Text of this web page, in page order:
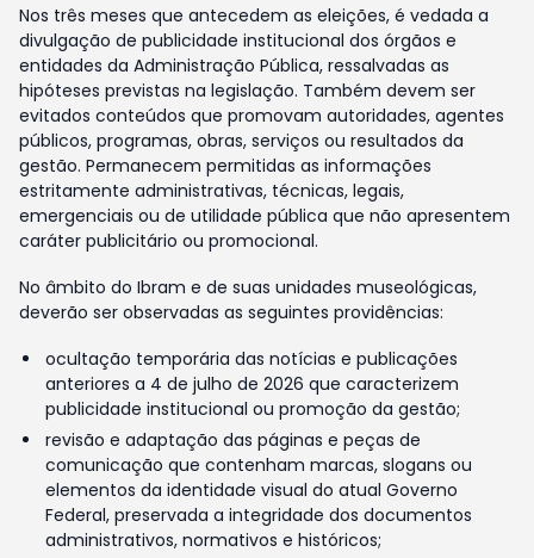
Nos três meses que antecedem as eleições, é vedada a
divulgação de publicidade institucional dos órgãos e
entidades da Administração Pública, ressalvadas as
hipóteses previstas na legislação. Também devem ser
evitados conteúdos que promovam autoridades, agentes
públicos, programas, obras, serviços ou resultados da
gestão. Permanecem permitidas as informações
estritamente administrativas, técnicas, legais,
emergenciais ou de utilidade pública que não apresentem
caráter publicitário ou promocional.
No âmbito do Ibram e de suas unidades museológicas,
deverão ser observadas as seguintes providências:
ocultação temporária das notícias e publicações
anteriores a 4 de julho de 2026 que caracterizem
publicidade institucional ou promoção da gestão;
revisão e adaptação das páginas e peças de
comunicação que contenham marcas, slogans ou
elementos da identidade visual do atual Governo
Federal, preservada a integridade dos documentos
administrativos, normativos e históricos;